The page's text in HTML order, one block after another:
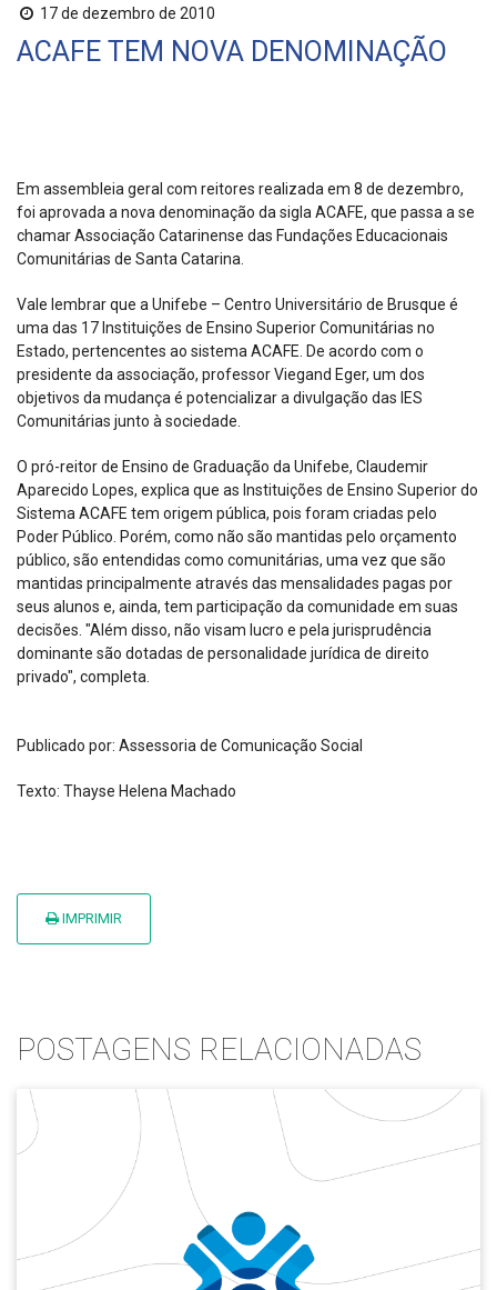
17 de dezembro de 2010
ACAFE TEM NOVA DENOMINAÇÃO
Em assembleia geral com reitores realizada em 8 de dezembro,
foi aprovada a nova denominação da sigla ACAFE, que passa a se
chamar Associação Catarinense das Fundações Educacionais
Comunitárias de Santa Catarina.
Vale lembrar que a Unifebe – Centro Universitário de Brusque é
uma das 17 Instituições de Ensino Superior Comunitárias no
Estado, pertencentes ao sistema ACAFE. De acordo com o
presidente da associação, professor Viegand Eger, um dos
objetivos da mudança é potencializar a divulgação das IES
Comunitárias junto à sociedade.
O pró-reitor de Ensino de Graduação da Unifebe, Claudemir
Aparecido Lopes, explica que as Instituições de Ensino Superior do
Sistema ACAFE tem origem pública, pois foram criadas pelo
Poder Público. Porém, como não são mantidas pelo orçamento
público, são entendidas como comunitárias, uma vez que são
mantidas principalmente através das mensalidades pagas por
seus alunos e, ainda, tem participação da comunidade em suas
decisões. "Além disso, não visam lucro e pela jurisprudência
dominante são dotadas de personalidade jurídica de direito
privado", completa.
Publicado por: Assessoria de Comunicação Social
Texto: Thayse Helena Machado
IMPRIMIR
POSTAGENS RELACIONADAS